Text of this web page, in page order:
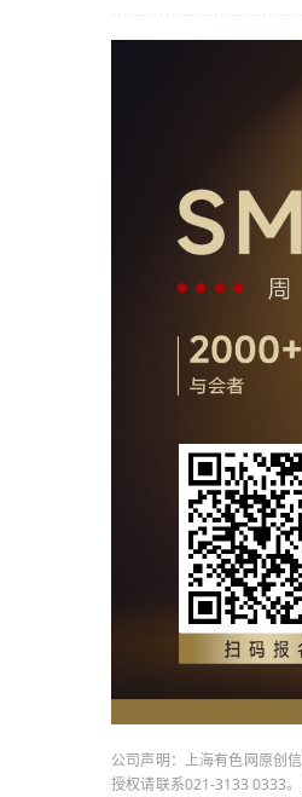
公司声明：上海有色网原创
授权请联系021-3133 0333